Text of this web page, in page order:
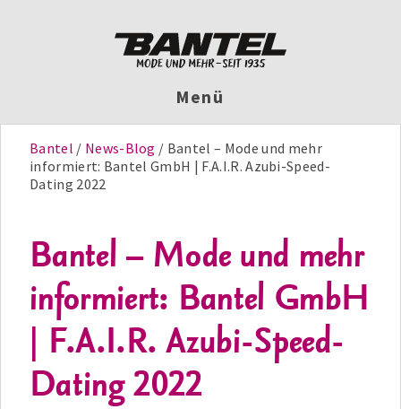
Menü
Bantel News-Blog
Bantel – Mode und mehr
informiert: Bantel GmbH | F.A.I.R. Azubi-Speed-
Dating 2022
Bantel – Mode und mehr
informiert: Bantel GmbH
| F.A.I.R. Azubi-Speed-
Dating 2022